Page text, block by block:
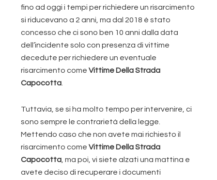
fino ad oggi i tempi per richiedere un risarcimento
si riducevano a 2 anni, ma dal 2018 è stato
concesso che ci sono ben 10 anni dalla data
dell’incidente solo con presenza di vittime
decedute per richiedere un eventuale
risarcimento comeVittime Della Strada
Capocotta
Tuttavia, se si ha molto tempo per intervenire, ci
sono sempre le contrarietà della legge.
Mettendo caso che non avete mai richiesto il
risarcimento comeVittime Della Strada
Capocotta , ma poi, vi siete alzati una mattina e
avete deciso di recuperare i documenti